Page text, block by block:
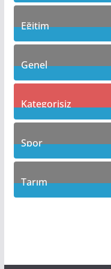
Eğitim
Genel
Kategorisiz
Spor
Tarım